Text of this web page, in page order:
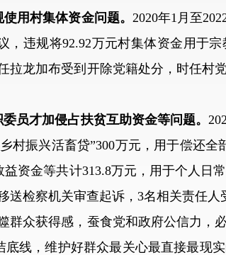
用村集体资金问题。 2020年1月至
违规将92.92万元村集体资金用于
拉龙加布受到开除党籍处分，时任村
员才加侵占扶贫互助资金等问题。
村振兴活畜贷”300万元，用于偿还
资金等共计313.8万元，用于个人日
检察机关审查起诉，3名相关责任人
众获得感，蚕食党和政府公信力，
线，维护好群众最关心最直接最现